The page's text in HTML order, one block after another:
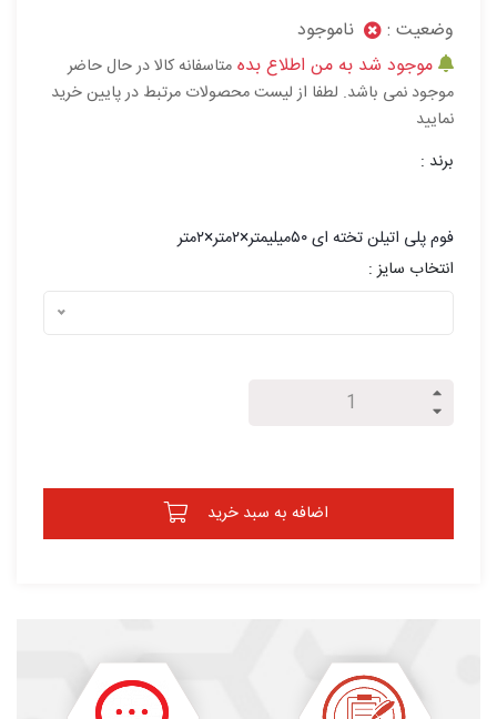
وضعیت :
ناموجود
موجود شد به من اطلاع بده متاسفانه کالا در حال حاضر
موجود نمی باشد. لطفا از لیست محصولات مرتبط در پایین خرید
نمایید
برند :
فوم پلی اتیلن تخته ای ۵۰میلیمتر×۲متر×۲متر
انتخاب سایز :
اضافه به سبد خرید